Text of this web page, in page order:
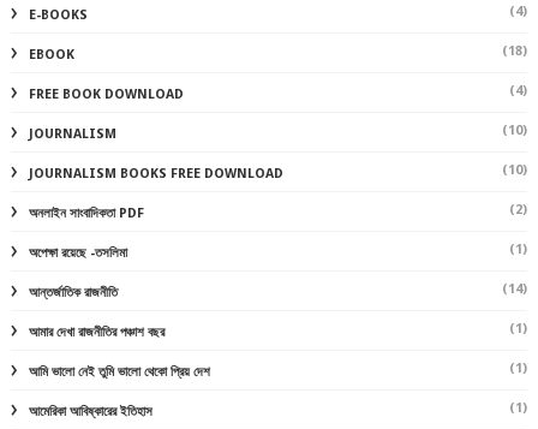
E-BOOKS (4)
EBOOK (18)
FREE BOOK DOWNLOAD (4)
JOURNALISM (10)
JOURNALISM BOOKS FREE DOWNLOAD (10)
অনলাইন সাংবাদিকতা PDF (2)
অপেক্ষা রয়েছে -তসলিমা (1)
আন্তর্জাতিক রাজনীতি (14)
আমার দেখা রাজনীতির পঞ্চাশ বছর (1)
আমি ভালো নেই তুমি ভালো থেকো প্রিয় দেশ (1)
আমেরিকা আবিষ্কারের ইতিহাস (1)